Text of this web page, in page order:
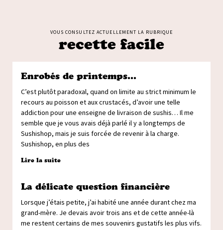
VOUS CONSULTEZ ACTUELLEMENT LA RUBRIQUE
recette facile
Enrobés de printemps…
C’est plutôt paradoxal, quand on limite au strict minimum le
recours au poisson et aux crustacés, d’avoir une telle
addiction pour une enseigne de livraison de sushis… Il me
semble que je vous avais déjà parlé il y a longtemps de
Sushishop, mais je suis forcée de revenir à la charge.
Sushishop, en plus des
Lire la suite
La délicate question financière
Lorsque j’étais petite, j’ai habité une année durant chez ma
grand-mère. Je devais avoir trois ans et de cette année-là
me restent certains de mes souvenirs gustatifs les plus vifs.